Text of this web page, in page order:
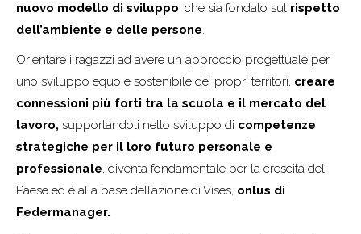
nuovo modello di sviluppo, che sia fondato sul rispetto
dell’ambiente e delle persone.
Orientare i ragazzi ad avere un approccio progettuale per
uno sviluppo equo e sostenibile dei propri territori, creare
connessioni più forti tra la scuola e il mercato del
lavoro, supportandoli nello sviluppo di competenze
strategiche per il loro futuro personale e
professionale, diventa fondamentale per la crescita del
Paese ed è alla base dell’azione di Vises, onlus di
Federmanager.